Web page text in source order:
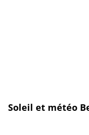
Soleil et météo